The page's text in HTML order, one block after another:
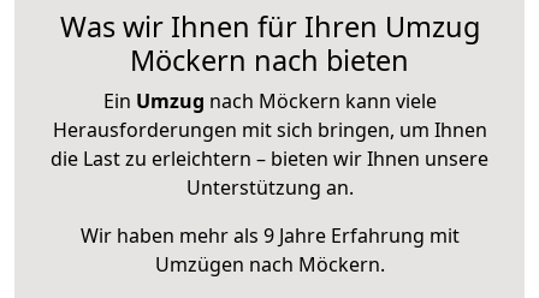
Was wir Ihnen für Ihren Umzug
Möckern nach bieten
Ein Umzug nach Möckern kann viele
Herausforderungen mit sich bringen, um Ihnen
die Last zu erleichtern – bieten wir Ihnen unsere
Unterstützung an.
Wir haben mehr als 9 Jahre Erfahrung mit
Umzügen nach Möckern.